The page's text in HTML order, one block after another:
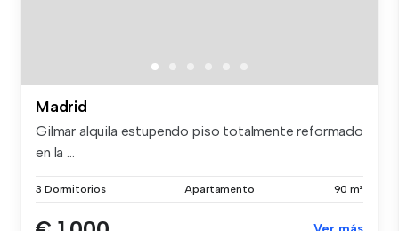
Madrid
Gilmar alquila estupendo piso totalmente reformado
en la ...
3 Dormitorios Apartamento 90 m²